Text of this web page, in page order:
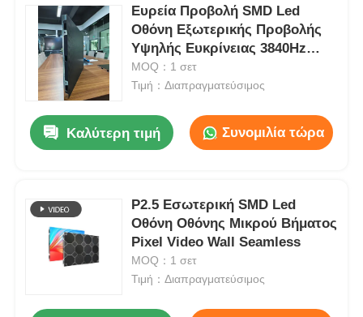
Ευρεία Προβολή SMD Led
Οθόνη Εξωτερικής Προβολής
Υψηλής Ευκρίνειας 3840Hz
ODM
MOQ：1 σετ
Τιμή：Διαπραγματεύσιμος
Καλύτερη τιμή Συνομιλία τώρα
P2.5 Εσωτερική SMD Led
Οθόνη Οθόνης Μικρού Βήματος
Pixel Video Wall Seamless
MOQ：1 σετ
Τιμή：Διαπραγματεύσιμος